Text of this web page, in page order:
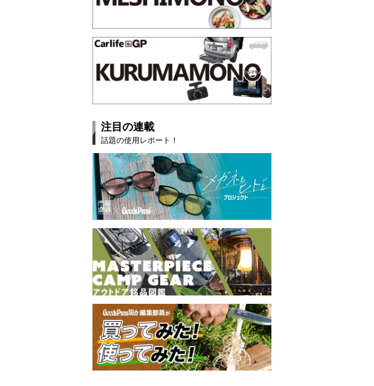
注目の連載
話題の使用レポート！